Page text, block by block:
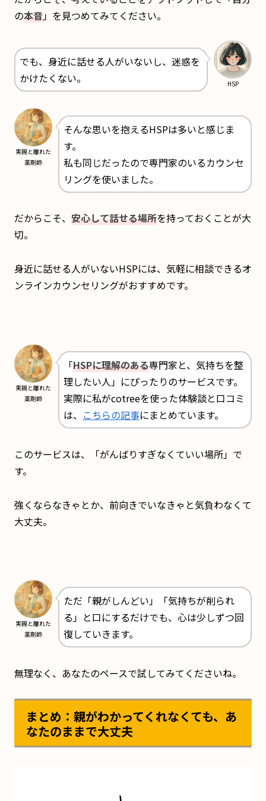
の本音」を見つめてみてください。
HSP
でも、身近に話せる人がいないし、迷惑を
かけたくない。
実親と離れた
薬剤師
そんな思いを抱えるHSPは多いと感じま
す。
私も同じだったので専門家のいるカウンセ
リングを使いました。
だからこそ、 安心して話せる場所を持っておくことが大
切。
身近に話せる人がいないHSPには、気軽に相談できるオ
ンラインカウンセリングがおすすめです。
実親と離れた
薬剤師
「HSPに理解のある専門家と、気持ちを整
理したい人」にぴったりのサービスです。
実際に私がcotreeを使った体験談と口コミ
は、 こちらの記事にまとめています。
このサービスは、「がんばりすぎなくていい場所」で
す。
強くならなきゃとか、前向きでいなきゃと気負わなくて
大丈夫。
実親と離れた
薬剤師
ただ「親がしんどい」「気持ちが削られ
る」と口にするだけでも、心は少しずつ回
復していきます。
無理なく、あなたのペースで試してみてくださいね。
まとめ：親がわかってくれなくても、あ
なたのままで大丈夫